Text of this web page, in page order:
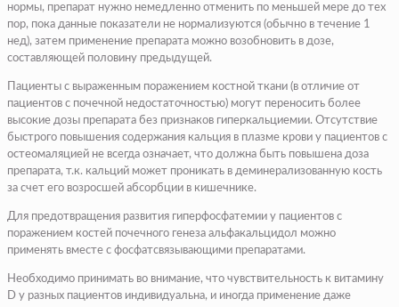
нормы, препарат нужно немедленно отменить по меньшей мере до тех
пор, пока данные показатели не нормализуются (обычно в течение 1
нед), затем применение препарата можно возобновить в дозе,
составляющей половину предыдущей.
Пациенты с выраженным поражением костной ткани (в отличие от
пациентов с почечной недостаточностью) могут переносить более
высокие дозы препарата без признаков гиперкальциемии. Отсутствие
быстрого повышения содержания кальция в плазме крови у пациентов с
остеомаляцией не всегда означает, что должна быть повышена доза
препарата, т.к. кальций может проникать в деминерализованную кость
за счет его возросшей абсорбции в кишечнике.
Для предотвращения развития гиперфосфатемии у пациентов с
поражением костей почечного генеза альфакальцидол можно
применять вместе с фосфатсвязывающими препаратами.
Необходимо принимать во внимание, что чувствительность к витамину
D у разных пациентов индивидуальна, и иногда применение даже